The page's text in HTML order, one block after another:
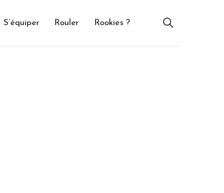
S’équiper Rouler Rookies ?